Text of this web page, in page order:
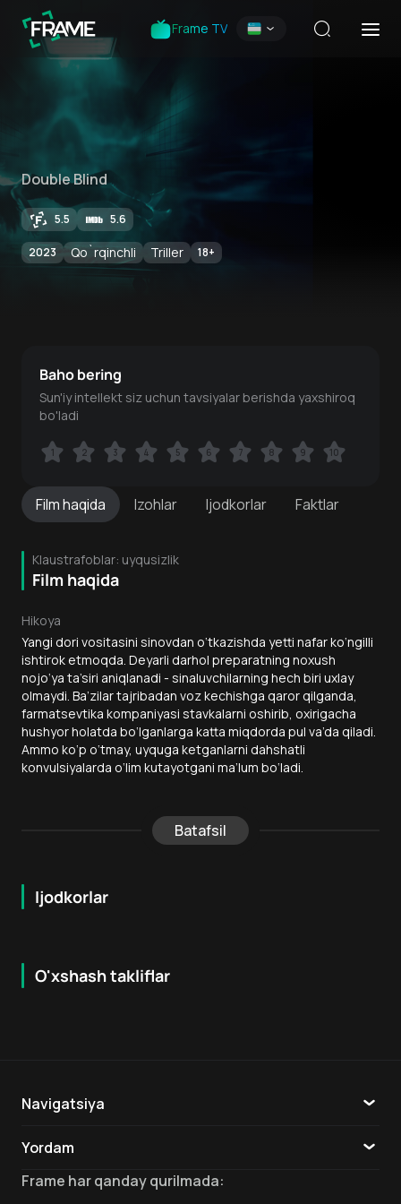
Frame TV
Double Blind
5.5 5.6
2023 Qo`rqinchli Triller 18+
Filmhaqida Izohlar Ijodkorlar Faktlar
Klaustrafoblar: uyqusizlik
Film haqida
Hikoya
Yangi dori vositasini sinovdan o‘tkazishda yetti nafar ko‘ngilli
ishtirok etmoqda. Deyarli darhol preparatning noxush
nojo‘ya ta’siri aniqlanadi - sinaluvchilarning hech biri uxlay
olmaydi. Ba’zilar tajribadan voz kechishga qaror qilganda,
farmatsevtika kompaniyasi stavkalarni oshirib, oxirigacha
hushyor holatda bo‘lganlarga katta miqdorda pul va’da qiladi.
Ammo ko‘p o‘tmay, uyquga ketganlarni dahshatli
konvulsiyalarda o‘lim kutayotgani ma’lum bo‘ladi.
Batafsil
Ijodkorlar
Baho bering
Sun'iy intellekt siz uchun tavsiyalar berishda yaxshiroq
bo'ladi
1 2 3 4 5 6 7 8 9 10
1 2 3 4 5 6 7 8 9 10
O'xshash takliflar
18 + 4.8
Navigatsiya
Yordam
Aloqa
Frame har qanday qurilmada: